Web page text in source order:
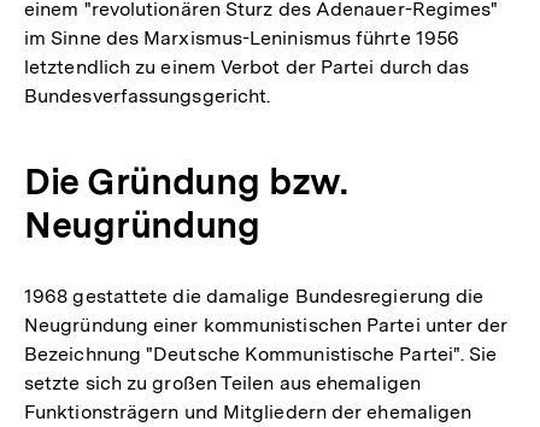
einem "revolutionären Sturz des Adenauer-Regimes"
im Sinne des Marxismus-Leninismus führte 1956
letztendlich zu einem Verbot der Partei durch das
Bundesverfassungsgericht.
Die Gründung bzw.
Neugründung
1968 gestattete die damalige Bundesregierung die
Neugründung einer kommunistischen Partei unter der
Bezeichnung "Deutsche Kommunistische Partei". Sie
setzte sich zu großen Teilen aus ehemaligen
Funktionsträgern und Mitgliedern der ehemaligen